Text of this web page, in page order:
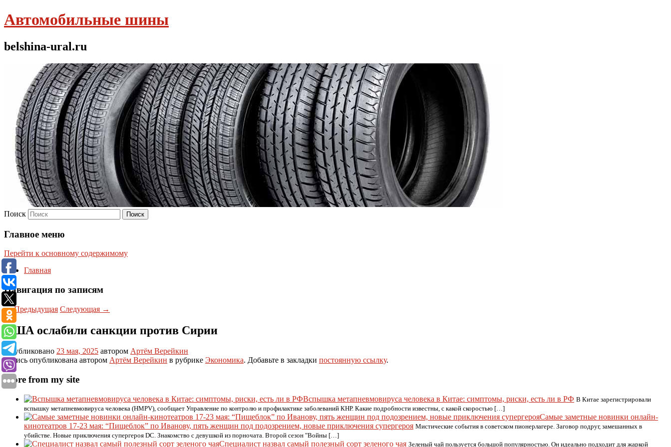
Автомобильные шины
belshina-ural.ru
Поиск
Главное меню
Перейти к основному содержимому
Главная
Навигация по записям
←Предыдущая Следующая →
США ослабили санкции против Сирии
Опубликовано 23 мая, 2025 автором Артём Верейкин
Запись опубликована автором Артём Верейкин в рубрике Экономика. Добавьте в закладки постоянную ссылку.
More from my site
Вспышка метапневмовируса человека в Китае: симптомы, риски, есть ли в РФ В Китае зарегистрировали
вспышку метапневмовируса человека (HMPV), сообщает Управление по контролю и профилактике заболеваний КНР. Какие подробности известны, с какой скоростью […]
Самые заметные новинки онлайн-
кинотеатров 17-23 мая: “Пищеблок” по Иванову, пять женщин под подозрением, новые приключения супергероя Мистические события в советском пионерлагере. Заговор подруг, замешанных в
убийстве. Новые приключения супергероя DC. Знакомство с девушкой из порночата. Второй сезон "Войны […]
Специалист назвал самый полезный сорт зеленого чая Зеленый чай пользуется большой популярностью. Он идеально подходит для жаркой